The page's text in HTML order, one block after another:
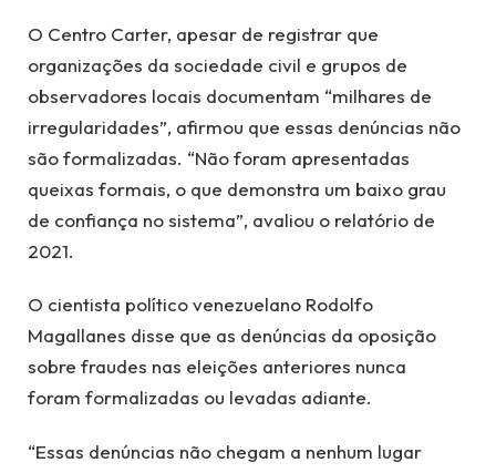
O Centro Carter, apesar de registrar que
organizações da sociedade civil e grupos de
observadores locais documentam “milhares de
irregularidades”, afirmou que essas denúncias não
são formalizadas. “Não foram apresentadas
queixas formais, o que demonstra um baixo grau
de confiança no sistema”, avaliou o relatório de
2021.
O cientista político venezuelano Rodolfo
Magallanes disse que as denúncias da oposição
sobre fraudes nas eleições anteriores nunca
foram formalizadas ou levadas adiante.
“Essas denúncias não chegam a nenhum lugar